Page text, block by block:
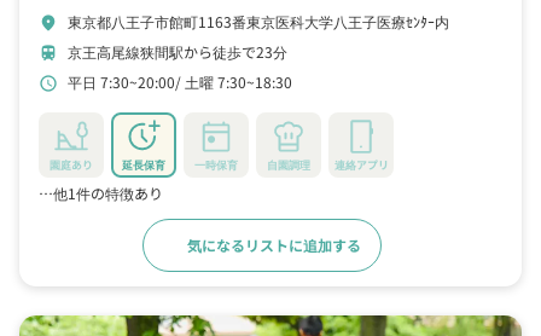
location_on 東京都八王子市館町1163番東京医科大学八王子医療ｾﾝﾀｰ内
train 京王高尾線狭間駅から徒歩で23分
schedule 平日 7:30~20:00 土曜 7:30~18:30
園庭あり 延長保育 一時保育 自園調理 連絡アプリ
…他1件の特徴あり
気になるリストに追加する